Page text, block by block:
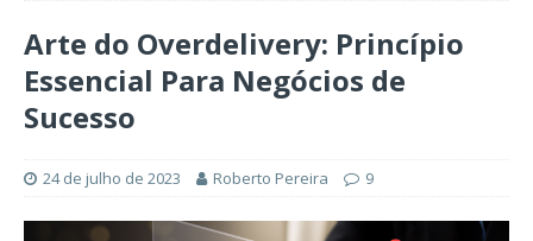
Arte do Overdelivery: Princípio
Essencial Para Negócios de
Sucesso
24 de julho de 2023 Roberto Pereira 9